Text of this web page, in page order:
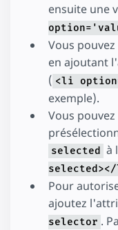
ensuite une
Vous
en ajoutant
( <li
exemple).
Vous
selected à
Pour
ajoutez
selector .